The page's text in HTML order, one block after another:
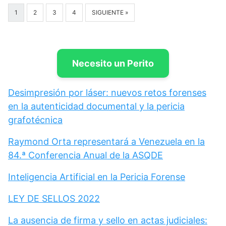
1 2 3 4 SIGUIENTE »
Necesito un Perito
Desimpresión por láser: nuevos retos forenses
en la autenticidad documental y la pericia
grafotécnica
Raymond Orta representará a Venezuela en la
84.ª Conferencia Anual de la ASQDE
Inteligencia Artificial en la Pericia Forense
LEY DE SELLOS 2022
La ausencia de firma y sello en actas judiciales: